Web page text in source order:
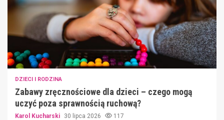
DZIECI I RODZINA
Zabawy zręcznościowe dla dzieci – czego mogą
uczyć poza sprawnością ruchową?
Karol Kucharski 30 lipca 2026 117